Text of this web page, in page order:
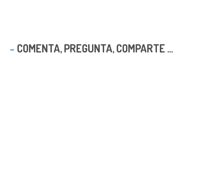
COMENTA, PREGUNTA, COMPARTE ...